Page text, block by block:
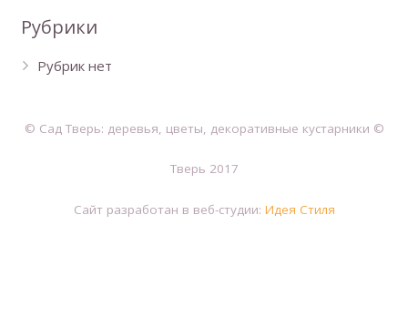
Рубрики
Рубрик нет
© Сад Тверь: деревья, цветы, декоративные кустарники ©
Тверь 2017
Сайт разработан в веб-студии: Идея Стиля